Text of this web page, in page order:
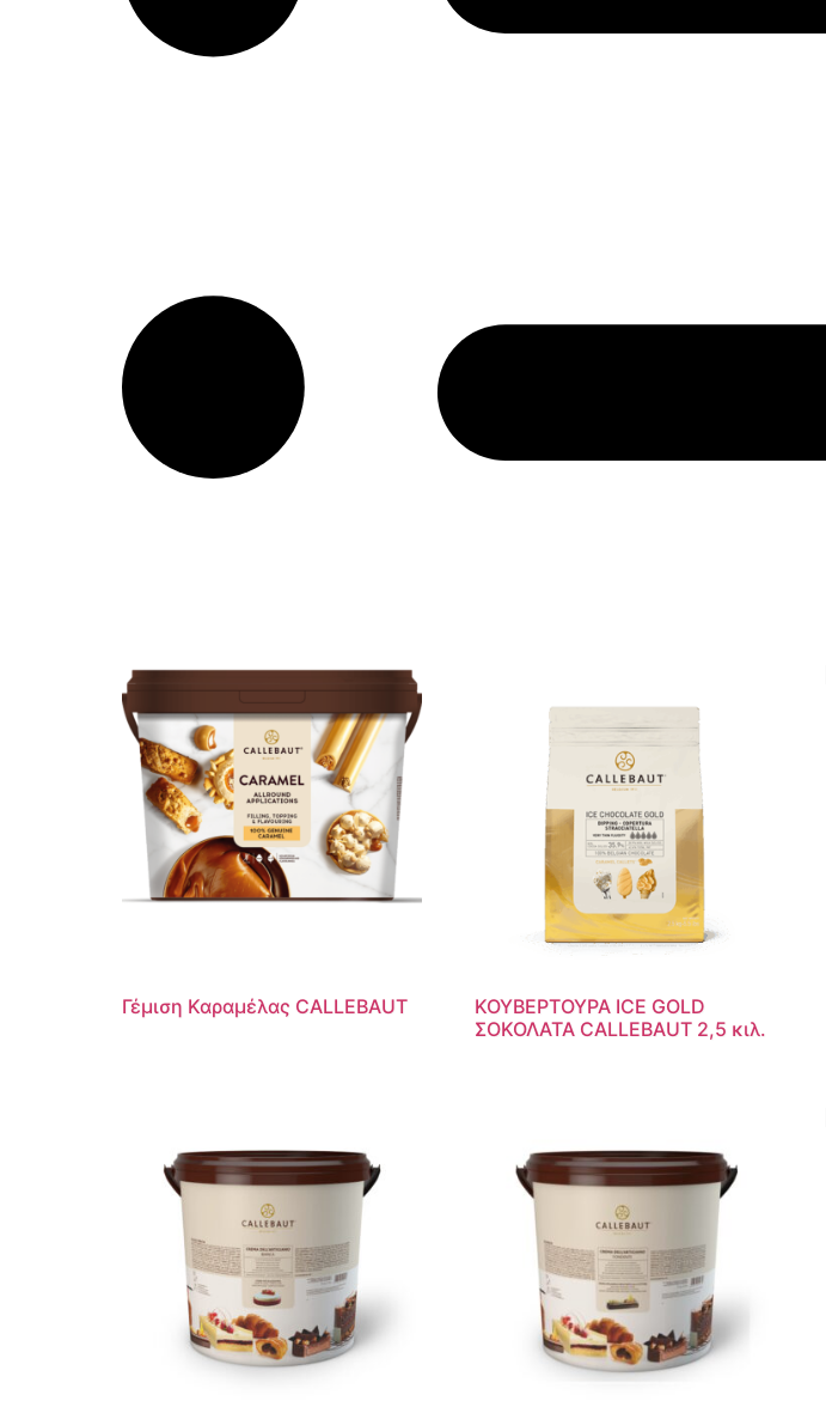
Γέμιση Καραμέλας CALLEBAUT
ΚΟΥΒΕΡΤΟΥΡΑ ICE GOLD
ΣΟΚΟΛΑΤΑ CALLEBAUT 2,5 κιλ.